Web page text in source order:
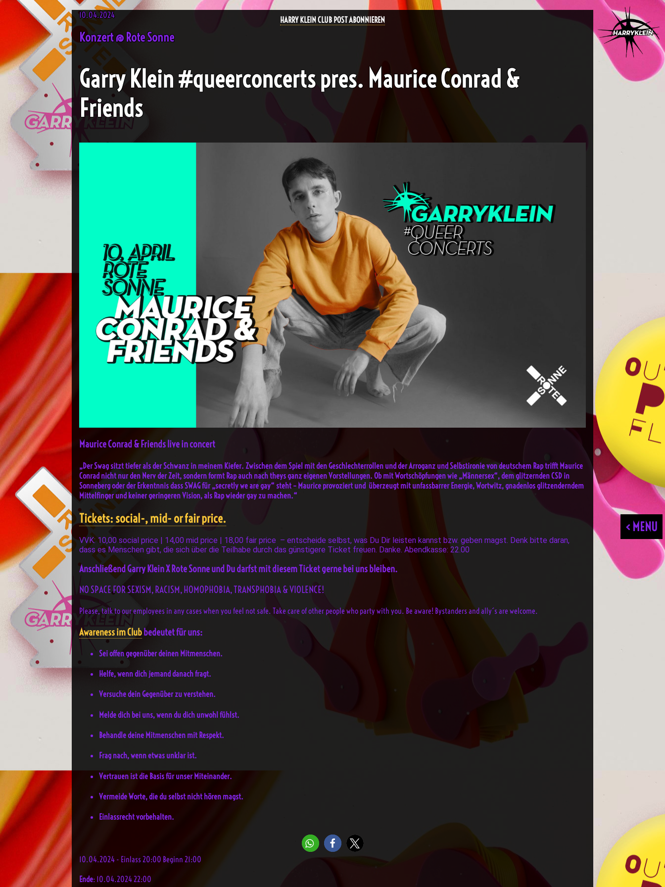
HARRY KLEIN CLUB POST ABONNIEREN
< MENU
10.04.2024
Konzert @ Rote Sonne
Garry Klein #queerconcerts pres. Maurice Conrad &
Friends
Maurice Conrad & Friends live in concert
„Der Swag sitzt tiefer als der Schwanz in meinem Kiefer. Zwischen dem Spiel mit den Geschlechterrollen und der Arroganz und Selbstironie von deutschem Rap trifft Maurice
Conrad nicht nur den Nerv der Zeit, sondern formt Rap auch nach theys ganz eigenen Vorstellungen. Ob mit Wortschöpfungen wie „Männersex“, dem glitzernden CSD in
Sonneberg oder der Erkentnnis dass SWAG für „secretly we are gay“ steht – Maurice provoziert und überzeugt mit unfassbarrer Energie, Wortwitz, gnadenlos glitzenderndem
Mittelfinger und keiner geringeren Vision, als Rap wieder gay zu machen.“
Tickets: social-, mid- or fair price.
VVK: 10,00 social price | 14,00 mid price | 18,00 fair price – entscheide selbst, was Du Dir leisten kannst bzw. geben magst. Denk bitte daran,
dass es Menschen gibt, die sich über die Teilhabe durch das günstigere Ticket freuen. Danke. Abendkasse: 22.00
Anschließend Garry Klein X Rote Sonne und Du darfst mit diesem Ticket gerne bei uns bleiben.
NO SPACE FOR SEXISM, RACISM, HOMOPHOBIA, TRANSPHOBIA & VIOLENCE!
Please, talk to our employees in any cases when you feel not safe. Take care of other people who party with you. Be aware! Bystanders and ally´s are welcome.
Awareness im Club bedeutet für uns:
Sei offen gegenüber deinen Mitmenschen.
Helfe, wenn dich jemand danach fragt.
Versuche dein Gegenüber zu verstehen.
Melde dich bei uns, wenn du dich unwohl fühlst.
Behandle deine Mitmenschen mit Respekt.
Frag nach, wenn etwas unklar ist.
Vertrauen ist die Basis für unser Miteinander.
Vermeide Worte, die du selbst nicht hören magst.
Einlassrecht vorbehalten.
10.04.2024 - Einlass 20:00 Beginn 21:00
Ende: 10.04.2024 22:00